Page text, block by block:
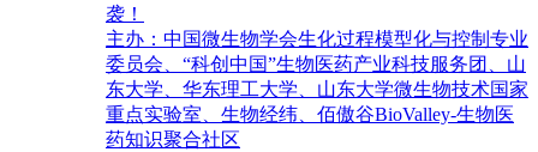
袭！
主办：中国微生物学会生化过程模型化与控制专业
委员会、“科创中国”生物医药产业科技服务团、山
东大学、华东理工大学、山东大学微生物技术国家
重点实验室、生物经纬、佰傲谷BioValley-生物医
药知识聚合社区